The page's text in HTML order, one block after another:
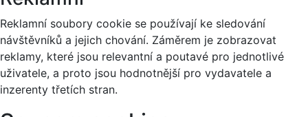
Reklamní soubory cookie se používají ke sledování
návštěvníků a jejich chování. Záměrem je zobrazovat
reklamy, které jsou relevantní a poutavé pro jednotlivé
uživatele, a proto jsou hodnotnější pro vydavatele a
inzerenty třetích stran.